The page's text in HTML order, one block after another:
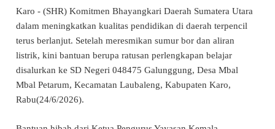
Karo - (SHR) Komitmen Bhayangkari Daerah Sumatera Utara
dalam meningkatkan kualitas pendidikan di daerah terpencil
terus berlanjut. Setelah meresmikan sumur bor dan aliran
listrik, kini bantuan berupa ratusan perlengkapan belajar
disalurkan ke SD Negeri 048475 Galunggung, Desa Mbal
Mbal Petarum, Kecamatan Laubaleng, Kabupaten Karo,
Rabu(24/6/2026).